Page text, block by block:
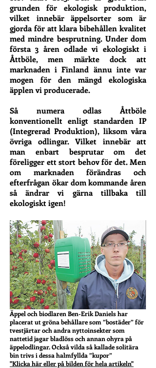
grunden för ekologisk produktion,
vilket innebär äppelsorter som är
gjorda för att klara bibehållen kvalitet
med mindre besprutning. Under dom
första 3 åren odlade vi ekologiskt i
Åttböle, men märkte dock att
marknaden i Finland ännu inte var
mogen för den mängd ekologiska
äpplen vi producerade.
Så numera odlas Åttböle
konventionellt enligt standarden IP
(Integrerad Produktion), liksom våra
övriga odlingar. Vilket innebär att
man enbart besprutar om det
föreligger ett stort behov för det. Men
om marknaden förändras och
efterfrågan ökar dom kommande åren
så ändrar vi gärna tillbaka till
ekologiskt igen!
Förutom äpplen och päron har vi även
uthyrningsstugor
, skogsbruk samt
biodling.
Äppel och biodlaren Ben-Erik Daniels har
placerat ut gröna behållare som ”bostäder” för
tvestjärtar och andra nyttoinsekter som
nattetid jagar bladlöss och annan ohyra på
äppelodlingar. Också vilda så kallade solitära
bin trivs i dessa halmfyllda ”kupor”
"Klicka här eller på bilden för hela artikeln"